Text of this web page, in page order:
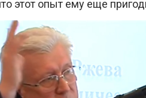
этот опыт ему еще